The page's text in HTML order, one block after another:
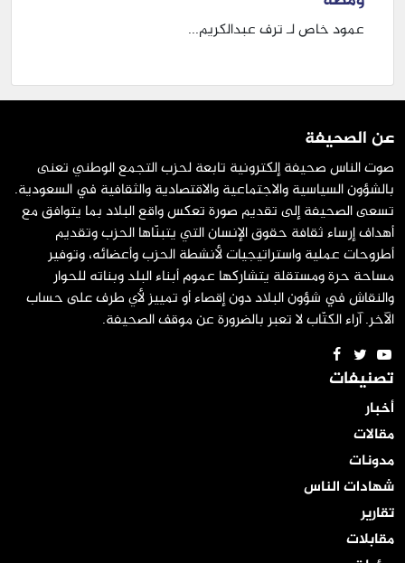
عمود خاص لـ ترف عبدالكريم...
عن الصحيفة
صوت الناس صحيفة إلكترونية تابعة لحزب التجمع الوطني تعنى
بالشؤون السياسية والاجتماعية والاقتصادية والثقافية في السعودية.
تسعى الصحيفة إلى تقديم صورة تعكس واقع البلاد بما يتوافق مع
أهداف إرساء ثقافة حقوق الإنسان التي يتبنّاها الحزب وتقديم
أطروحات عملية واستراتيجيات لأنشطة الحزب وأعضائه، وتوفير
مساحة حرة ومستقلة يتشاركها عموم أبناء البلد وبناته للحوار
والنقاش في شؤون البلاد دون إقصاء أو تمييز لأي طرف على حساب
الآخر. آراء الكتّاب لا تعبر بالضرورة عن موقف الصحيفة.
تصنيفات
أخبار
مقالات
مدونات
شهادات الناس
تقارير
مقابلات